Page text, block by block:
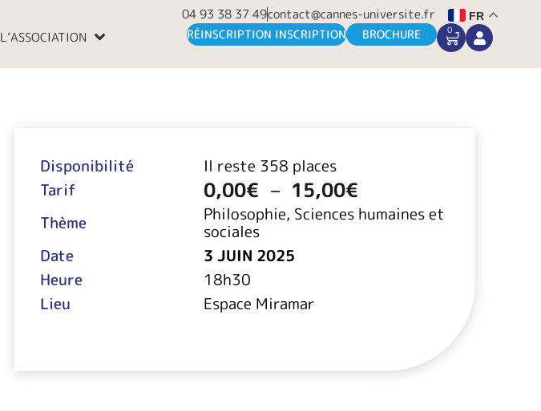
04 93 38 37 49contact@cannes-universite.fr FR
L’ASSOCIATION RÉINSCRIPTION INSCRIPTION BROCHURE 0
CART
Disponibilité
Il reste 358 places
Tarif
0,00€ – 15,00€
à
15,00€
Thème
Philosophie, Sciences humaines et
sociales
Date
3 JUIN 2025
Heure
18h30
Lieu
Espace Miramar